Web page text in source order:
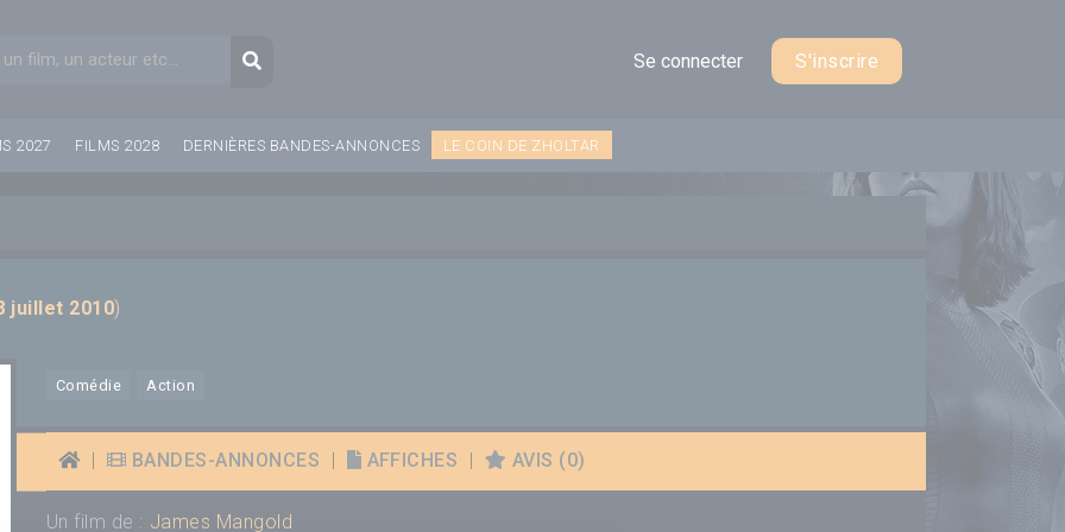
de rechercheRecherche
Se connecter S'inscrire
2027 FILMS 2028 DERNIÈRES BANDES-ANNONCES LE COIN DE ZHOLTAR
juillet 2010)
Comédie Action
BANDES-ANNONCES AFFICHES AVIS (0)
Un film de : James Mangold